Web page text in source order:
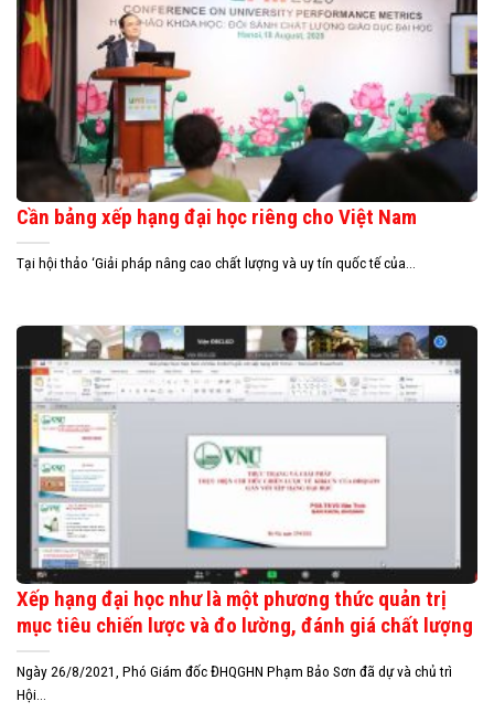
Cần bảng xếp hạng đại học riêng cho Việt Nam
Tại hội thảo ‘Giải pháp nâng cao chất lượng và uy tín quốc tế của...
Xếp hạng đại học như là một phương thức quản trị
mục tiêu chiến lược và đo lường, đánh giá chất lượng
Ngày 26/8/2021, Phó Giám đốc ĐHQGHN Phạm Bảo Sơn đã dự và chủ trì
Hội...